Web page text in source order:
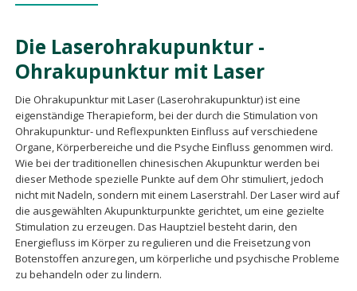
Die Laserohrakupunktur -
Ohrakupunktur mit Laser
Die Ohrakupunktur mit Laser (Laserohrakupunktur) ist eine
eigenständige Therapieform, bei der durch die Stimulation von
Ohrakupunktur- und Reflexpunkten Einfluss auf verschiedene
Organe, Körperbereiche und die Psyche Einfluss genommen wird.
Wie bei der traditionellen chinesischen Akupunktur werden bei
dieser Methode spezielle Punkte auf dem Ohr stimuliert, jedoch
nicht mit Nadeln, sondern mit einem Laserstrahl. Der Laser wird auf
die ausgewählten Akupunkturpunkte gerichtet, um eine gezielte
Stimulation zu erzeugen. Das Hauptziel besteht darin, den
Energiefluss im Körper zu regulieren und die Freisetzung von
Botenstoffen anzuregen, um körperliche und psychische Probleme
zu behandeln oder zu lindern.